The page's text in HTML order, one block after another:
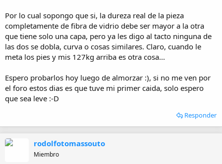
Por lo cual sopongo que si, la dureza real de la pieza
completamente de fibra de vidrio debe ser mayor a la otra
que tiene solo una capa, pero ya les digo al tacto ninguna de
las dos se dobla, curva o cosas similares. Claro, cuando le
meta los pies y mis 127kg arriba es otra cosa...
Espero probarlos hoy luego de almorzar :), si no me ven por
el foro estos dias es que tuve mi primer caida, solo espero
que sea leve :-D
Responder
rodolfotomassouto
Miembro